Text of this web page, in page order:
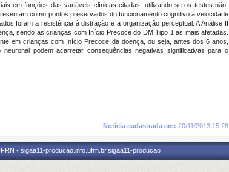
em funções das variáveis clínicas citadas, utilizando-se os testes não-
como pontos preservados do funcionamento cognitivo a velocidade
foram a resistência à distração e a organização perceptual. A Análise II
sendo as crianças com Início Precoce do DM Tipo 1 as mais afetadas.
em crianças com Início Precoce da doença, ou seja, antes dos 6 anos,
podem acarretar consequências negativas significativas para o
Notícia cadastrada em: 20/11/2013 15:28
- sigaa11-producao.info.ufrn.br.sigaa11-producao